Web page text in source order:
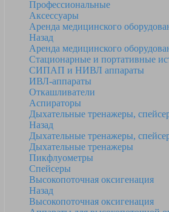
Профессиональные
Аксессуары
Аренда медицинского
Назад
Аренда медицинского
Стационарные и портативные
СИПАП и НИВЛ аппараты
ИВЛ-аппараты
Откашливатели
Аспираторы
Дыхательные тренажеры,
Назад
Дыхательные тренажеры,
Дыхательные тренажеры
Пикфлуометры
Спейсеры
Высокопоточная оксигенация
Назад
Высокопоточная оксигенация